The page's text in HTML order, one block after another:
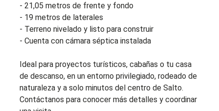
- 21,05 metros de frente y fondo
- 19 metros de laterales
- Terreno nivelado y listo para construir
- Cuenta con cámara séptica instalada
Ideal para proyectos turísticos, cabañas o tu casa
de descanso, en un entorno privilegiado, rodeado de
naturaleza y a solo minutos del centro de Salto.
Contáctanos para conocer más detalles y coordinar